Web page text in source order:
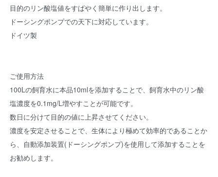
目的のリン酸塩値をすばやく簡単に作り出します。
ドーシングポンプでの天下に対応しています。
ドイツ製
ご使用方法
100Lの飼育水に本品10mlを添加することで、飼育水中のリン酸
塩濃度を0.1mg/L増やすことが可能です。
数日に分けて目的の値に上昇させてください。
濃度を安定させることで、生体により極めて効率的であることか
ら、自動添加装置(ドーシングポンプ)を使用して添加することを
お勧めします。